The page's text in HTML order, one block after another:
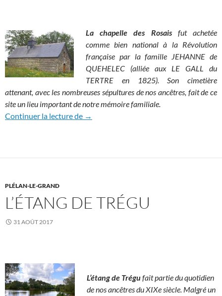
La chapelle des Rosais fut achetée
comme bien national à la Révolution
française par la famille JEHANNE de
QUEHELEC (alliée aux LE GALL du
TERTRE en 1825). Son cimetière
attenant, avec les nombreuses sépultures de nos ancêtres, fait de ce
site un lieu important de notre mémoire familiale.
Continuer la lecture de La chapelle des Rosais
→
PLÉLAN-LE-GRAND
L’ÉTANG DE TRÉGU
31 AOÛT 2017
L’étang de Trégufait partie du quotidien
de nos ancêtres du XIXe siècle. Malgré un